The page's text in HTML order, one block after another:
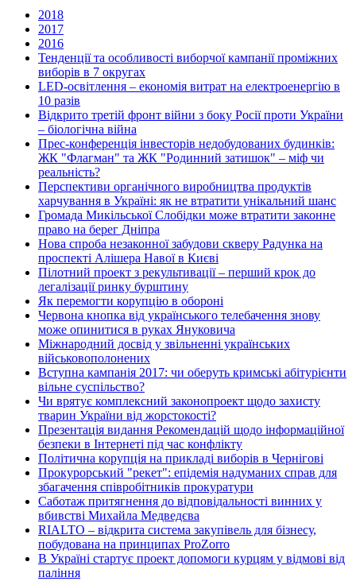
2018
2017
2016
Тенденції та особливості виборчої кампанії проміжних
виборів в 7 округах
LED-освітлення – економія витрат на електроенергію в
10 разів
Відкрито третій фронт війни з боку Росії проти України
– біологічна війна
Прес-конференція інвесторів недобудованих будинків:
ЖК "Флагман" та ЖК "Родинний затишок" – міф чи
реальність?
Перспективи органічного виробництва продуктів
харчування в Україні: як не втратити унікальний шанс
Громада Микільської Слобідки може втратити законне
право на берег Дніпра
Нова спроба незаконної забудови скверу Радунка на
проспекті Алішера Навої в Києві
Пілотний проект з рекультивації – перший крок до
легалізації ринку бурштину
Як перемогти корупцію в обороні
Червона кнопка від українського телебачення знову
може опинитися в руках Януковича
Міжнародний досвід у звільненні українських
військовополонених
Вступна кампанія 2017: чи оберуть кримські абітурієнти
вільне суспільство?
Чи врятує комплексний законопроект щодо захисту
тварин України від жорстокості?
Презентація видання Рекомендацій щодо інформаційної
безпеки в Інтернеті під час конфлікту
Політична корупція на прикладі виборів в Чернігові
Прокурорський "рекет": епідемія надуманих справ для
збагачення співробітників прокуратури
Саботаж притягнення до відповідальності винних у
вбивстві Михайла Медведєва
RIALTO – відкрита система закупівель для бізнесу,
побудована на принципах ProZorro
В Україні стартує проект допомоги курцям у відмові від
паління